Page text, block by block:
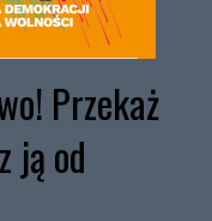
Przekaż
ją od